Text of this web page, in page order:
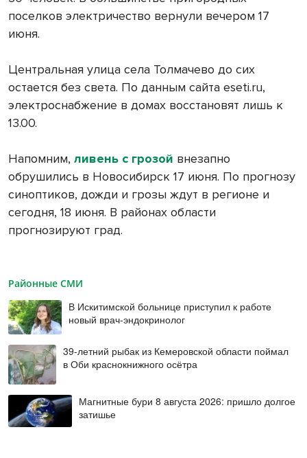
поселков электричество вернули вечером 17
июня.
Центральная улица села Толмачево до сих
остается без света. По данным сайта eseti.ru,
электроснабжение в домах восстановят лишь к
13.00.
Напомним, ливень с грозой внезапно
обрушились в Новосибирск 17 июня. По прогнозу
синоптиков, дожди и грозы ждут в регионе и
сегодня, 18 июня. В районах области
прогнозируют град.
Районные СМИ
В Искитимской больнице приступил к работе
новый врач-эндокринолог
39-летний рыбак из Кемеровской области поймал
в Оби краснокнижного осётра
Магнитные бури 8 августа 2026: пришло долгое
затишье